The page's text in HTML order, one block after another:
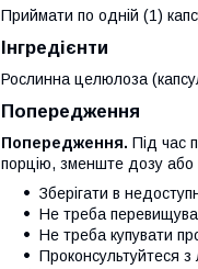
Приймати по одній (1)
Інгредієнти
Рослинна целюлоза
Попередження
Попередження. Під час
порцію, зменште дозу або
Зберігати в
Не треба
Не треба купувати
Проконсультуйтеся